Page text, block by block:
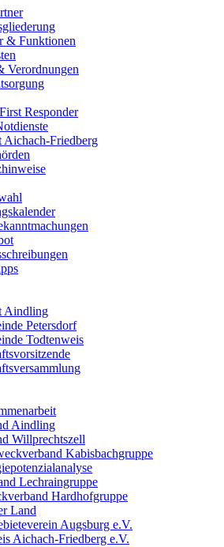
& Funktionen
Verordnungen
Responder
Aichach-Friedberg
Aindling
Petersdorf
Todtenweis
Aindling
Willprechtszell
Kabisbachgruppe
Lechraingruppe
Hardhofgruppe
Land
Augsburg e.V.
Aichach-Friedberg e.V.